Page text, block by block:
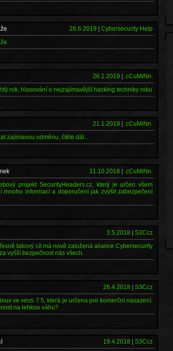
26.6.2019 |Cybersecurity Help
26.1.2019
.cCuMiNn.
rok, hlasování o nejzajímavější hacking techniky roku
21.1.2019
.cCuMiNn.
zajímavou odměnu, čtěte dál...
31.10.2018
.cCuMiNn.
projekt SecurityHeaders.cz, který je určen všem
mnoho informací a doporučení jak zvýšit zabezpečení
3.5.2018 |S3Ccz
takový cíl má nově založená aliance Cybersecurity
vyšší bezpečnost nás všech.
26.4.2018 |S3Ccz
ve verzi 7.5, která je určena pro komerční nasazení.
na lehkou váhu?
19.4.2018 |S3Ccz